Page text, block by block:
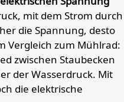
mit dem Strom durch
die Spannung, desto
Vergleich zum Mühlrad:
zwischen Staubecken
der Wasserdruck. Mit
die elektrische